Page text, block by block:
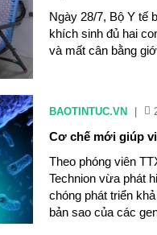
Ngày 28/7, Bộ Y tế
khích sinh đủ hai
và mất cân bằng
BAOTINTUC.VN
Cơ chế mới giúp
Theo phóng viên
Technion vừa phát
chóng phát triển
bản sao của các